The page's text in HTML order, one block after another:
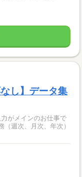
し】データ集
がメインのお仕事で
週次、月次、年次）